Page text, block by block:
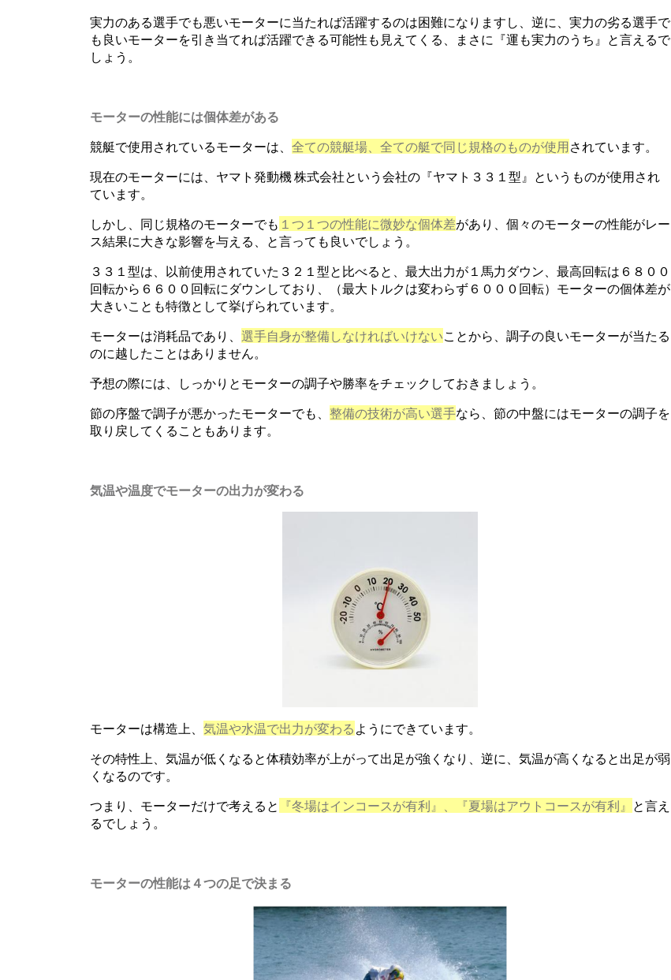
実力のある選手でも悪いモーターに当たれば活躍するのは困難になりますし、逆に、実力の劣る選手で
も良いモーターを引き当てれば活躍できる可能性も見えてくる、まさに『運も実力のうち』と言えるで
しょう。
モーターの性能には個体差がある
競艇で使用されているモーターは、 全ての競艇場、全ての艇で同じ規格のものが使用されています。
現在のモーターには、ヤマト発動機 株式会社という会社の『ヤマト３３１型』というものが使用され
ています。
しかし、同じ規格のモーターでも １つ１つの性能に微妙な個体差があり、個々のモーターの性能がレー
ス結果に大きな影響を与える、と言っても良いでしょう。
３３１型は、以前使用されていた３２１型と比べると、最大出力が１馬力ダウン、最高回転は６８００
回転から６６００回転にダウンしており、（最大トルクは変わらず６０００回転）モーターの個体差が
大きいことも特徴として挙げられています。
モーターは消耗品であり、 選手自身が整備しなければいけないことから、調子の良いモーターが当たる
のに越したことはありません。
予想の際には、しっかりとモーターの調子や勝率をチェックしておきましょう。
節の序盤で調子が悪かったモーターでも、 整備の技術が高い選手なら、節の中盤にはモーターの調子を
取り戻してくることもあります。
気温や温度でモーターの出力が変わる
モーターは構造上、 気温や水温で出力が変わる ようにできています。
その特性上、気温が低くなると体積効率が上がって出足が強くなり、逆に、気温が高くなると出足が弱
くなるのです。
つまり、モーターだけで考えると
『冬場はインコースが有利』、『夏場はアウトコースが有利』 と言え
るでしょう。
モーターの性能は４つの足で決まる